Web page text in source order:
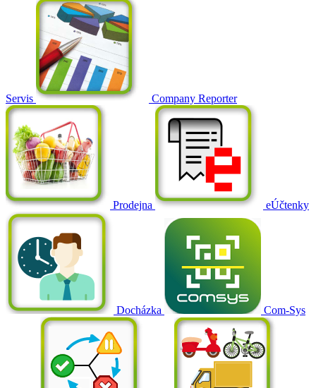
Servis Company Reporter
Prodejna eÚčtenky
Docházka Com-Sys